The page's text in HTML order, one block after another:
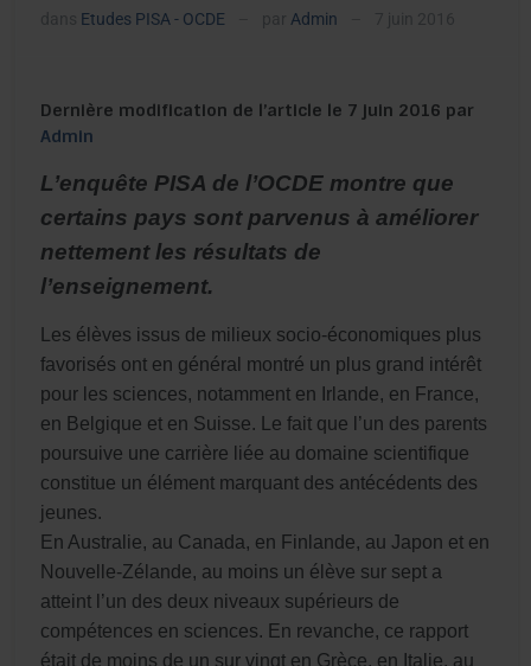
Etudes PISA - OCDE Admin
Dernière modification de l’article le 7 juin 2016 par
Admin
L’enquête PISA de l’OCDE montre que
certains pays sont parvenus à améliorer
nettement les résultats de
l’enseignement.
Les élèves issus de milieux socio-économiques plus
favorisés ont en général montré un plus grand intérêt
pour les sciences, notamment en Irlande, en France,
en Belgique et en Suisse. Le fait que l’un des parents
poursuive une carrière liée au domaine scientifique
constitue un élément marquant des antécédents des
jeunes.
En Australie, au Canada, en Finlande, au Japon et en
Nouvelle-Zélande, au moins un élève sur sept a
atteint l’un des deux niveaux supérieurs de
compétences en sciences. En revanche, ce rapport
était de moins de un sur vingt en Grèce, en Italie, au